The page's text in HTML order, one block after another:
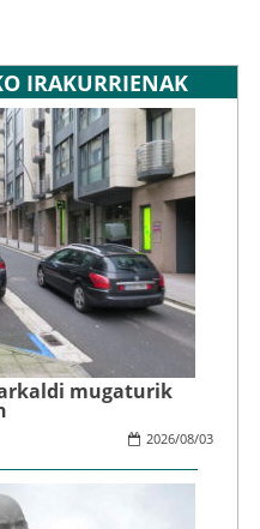
IRAKURRIENAK
mugaturik
2026/08/03